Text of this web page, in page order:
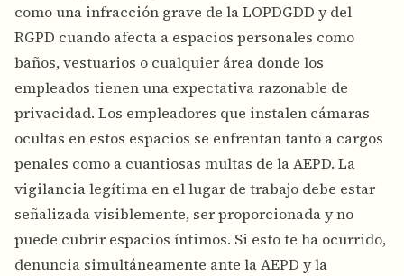
como una infracción grave de la LOPDGDD y del
RGPD cuando afecta a espacios personales como
baños, vestuarios o cualquier área donde los
empleados tienen una expectativa razonable de
privacidad. Los empleadores que instalen cámaras
ocultas en estos espacios se enfrentan tanto a cargos
penales como a cuantiosas multas de la AEPD. La
vigilancia legítima en el lugar de trabajo debe estar
señalizada visiblemente, ser proporcionada y no
puede cubrir espacios íntimos. Si esto te ha ocurrido,
denuncia simultáneamente ante la AEPD y la